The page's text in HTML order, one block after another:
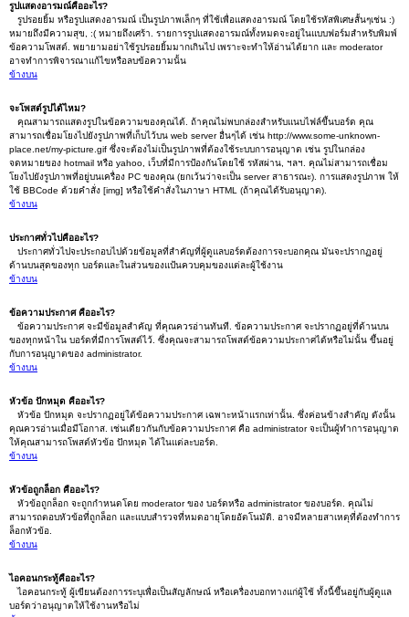
รูปแสดงอารมณ์คืออะไร?
รูปรอยยิ้ม หรือรูปแสดงอารมณ์ เป็นรูปภาพเล็กๆ ที่ใช้เพื่อแสดงอารมณ์ โดยใช้รหัสพิเศษสั้นๆเช่น :)
หมายถึงมีความสุข, :( หมายถึงเศร้า. รายการรูปแสดงอารมณ์ทั้งหมดจะอยู่ในแบบฟอร์มสำหรับพิมพ์
ข้อความโพสต์. พยายามอย่าใช้รูปรอยยิ้มมากเกินไป เพราะจะทำให้อ่านได้ยาก และ moderator
อาจทำการพิจารณาแก้ไขหรือลบข้อความนั้น
ข้างบน
จะโพสต์รูปได้ไหม?
คุณสามารถแสดงรูปในข้อความของคุณได้. ถ้าคุณไม่พบกล่องสำหรับแนบไฟล์ขึ้นบอร์ด คุณ
สามารถเชื่อมโยงไปยังรูปภาพที่เก็บไว้บน web server อื่นๆได้ เช่น http://www.some-unknown-
place.net/my-picture.gif ซึ่งจะต้องไม่เป็นรูปภาพที่ต้องใช้ระบบการอนุญาต เช่น รูปในกล่อง
จดหมายของ hotmail หรือ yahoo, เว็บที่มีการป้องกันโดยใช้ รหัสผ่าน, ฯลฯ. คุณไม่สามารถเชื่อม
โยงไปยังรูปภาพที่อยู่บนเครื่อง PC ของคุณ (ยกเว้นว่าจะเป็น server สาธารณะ). การแสดงรูปภาพ ให้
ใช้ BBCode ด้วยคำสั่ง [img] หรือใช้คำสั่งในภาษา HTML (ถ้าคุณได้รับอนุญาต).
ข้างบน
ประกาศทั่วไปคืออะไร?
ประกาศทั่วไปจะประกอบไปด้วยข้อมูลที่สำคัญที่ผู้ดูแลบอร์ดต้องการจะบอกคุณ มันจะปรากฏอยู่
ด้านบนสุดของทุก บอร์ดและในส่วนของแป้นควบคุมของแต่ละผู้ใช้งาน
ข้างบน
ข้อความประกาศ คืออะไร?
ข้อความประกาศ จะมีข้อมูลสำคัญ ที่คุณควรอ่านทันที. ข้อความประกาศ จะปรากฏอยู่ที่ด้านบน
ของทุกหน้าใน บอร์ดที่มีการโพสต์ไว้. ซึ่งคุณจะสามารถโพสต์ข้อความประกาศได้หรือไม่นั้น ขึ้นอยู่
กับการอนุญาตของ administrator.
ข้างบน
หัวข้อ ปักหมุด คืออะไร?
หัวข้อ ปักหมุด จะปรากฏอยู่ใต้ข้อความประกาศ เฉพาะหน้าแรกเท่านั้น. ซึ่งค่อนข้างสำคัญ ดังนั้น
คุณควรอ่านเมื่อมีโอกาส. เช่นเดียวกันกับข้อความประกาศ คือ administrator จะเป็นผู้ทำการอนุญาต
ให้คุณสามารถโพสต์หัวข้อ ปักหมุด ได้ในแต่ละบอร์ด.
ข้างบน
หัวข้อถูกล็อก คืออะไร?
หัวข้อถูกล็อก จะถูกกำหนดโดย moderator ของ บอร์ดหรือ administrator ของบอร์ด. คุณไม่
สามารถตอบหัวข้อที่ถูกล็อก และแบบสำรวจที่หมดอายุโดยอัตโนมัติ. อาจมีหลายสาเหตุที่ต้องทำการ
ล็อกหัวข้อ.
ข้างบน
ไอคอนกระทู้คืออะไร?
ไอคอนกระทู้ ผู้เขียนต้องการระบุเพื่อเป็นสัญลักษณ์ หรือเครื่องบอกทางแก่ผู้ใช้ ทั้งนี้ขึ้นอยู่กับผู้ดูแล
บอร์ดว่าอนุญาตให้ใช้งานหรือไม่